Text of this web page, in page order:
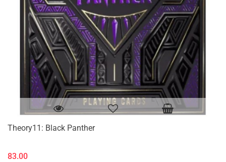
Theory11: Black Panther
83.00